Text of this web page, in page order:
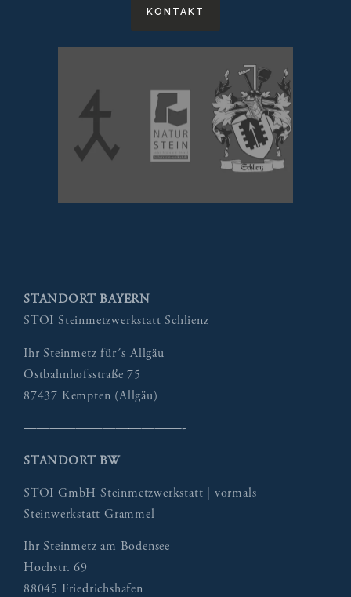
KONTAKT
STANDORT BAYERN
STOI Steinmetzwerkstatt Schlienz
Ihr Steinmetz für´s Allgäu
Ostbahnhofsstraße 75
87437 Kempten (Allgäu)
————————————-
STANDORT BW
STOI GmbH Steinmetzwerkstatt | vormals
Steinwerkstatt Grammel
Ihr Steinmetz am Bodensee
Hochstr. 69
88045 Friedrichshafen